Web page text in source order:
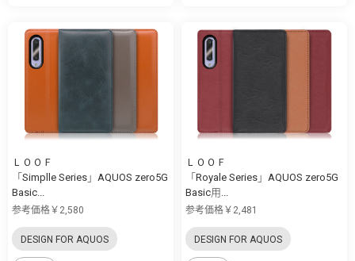
ＬＯＯＦ
「Simplle Series」AQUOS zero5G
Basic...
参考価格￥2,580
DESIGN FOR AQUOS
ＬＯＯＦ
「Royale Series」AQUOS zero5G
Basic用...
参考価格￥2,481
DESIGN FOR AQUOS